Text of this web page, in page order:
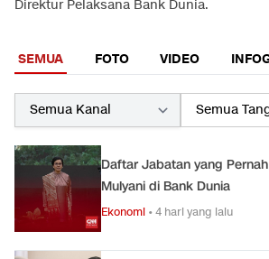
Direktur Pelaksana Bank Dunia.
SEMUA FOTO VIDEO
Daftar Jabatan yang
Mulyani di Bank Dunia
Ekonomi •4 hari yang lalu